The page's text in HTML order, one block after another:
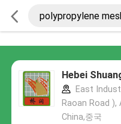
Hebei
East
Raoan Road ),
China,중국